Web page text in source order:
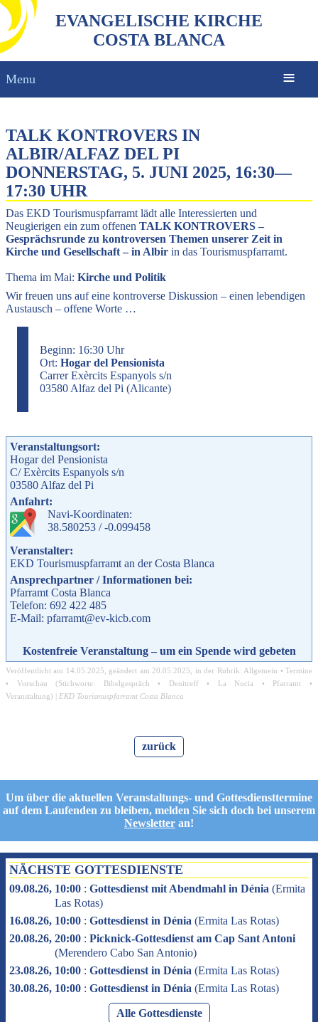
EVANGELISCHE KIRCHE
COSTA BLANCA
Menu
TALK KONTROVERS IN
ALBIR/ALFAZ DEL PI
DONNERSTAG, 5. JUNI 2025, 16:30—
17:30 UHR
Das EKD Tourismuspfarramt lädt alle Interessierten und
Neugierigen ein zum offenen TALK KONTROVERS –
Gesprächsrunde zu kontroversen Themen unserer Zeit in
Kirche und Gesellschaft – in Albir in das Tourismuspfarramt.
Thema im Mai: Kirche und Politik
Wir freuen uns auf eine kontroverse Diskussion – einen lebendigen
Austausch – offene Worte …
Beginn: 16:30 Uhr
Ort: Hogar del Pensionista
Carrer Exèrcits Espanyols s/n
03580 Alfaz del Pi (Alicante)
Veranstaltungsort:
Hogar del Pensionista
C/ Exèrcits Espanyols s/n
03580 Alfaz del Pi
Anfahrt:
Navi-Koordinaten:
38.580253 / -0.099458
Veranstalter:
EKD Tourismuspfarramt an der Costa Blanca
Ansprechpartner / Informationen bei:
Pfarramt Costa Blanca
Telefon: 692 422 485
E-Mail: pfarramt@ev-kicb.com
Kostenfreie Veranstaltung – um ein Spende wird gebeten
Veröffentlicht am 14.05.2025 , geändert am 20.05.2025 , in der Rubrik: Allgemein •Termine
•
Vorschau (Stichworte: Bibelgespräch • Denitreff• La Nucia • Pfarramt •
Veranstaltung) | EKD Tourismuspfarramt Costa Blanca
zurück
Um über die aktuellen Veranstaltungs- und Gottesdiensttermine
auf dem Laufenden zu bleiben, melden Sie sich doch bei unserem
Newsletter an!
NÄCHSTE GOTTESDIENSTE
09.08.26, 10:00 : Gottesdienst mit Abendmahl in Dénia (Ermita
Las Rotas)
16.08.26, 10:00 : Gottesdienst in Dénia (Ermita Las Rotas)
20.08.26, 20:00 : Picknick-Gottesdienst am Cap Sant Antoni
(Merendero Cabo San Antonio)
23.08.26, 10:00 : Gottesdienst in Dénia (Ermita Las Rotas)
30.08.26, 10:00 : Gottesdienst in Dénia (Ermita Las Rotas)
Alle Gottesdienste